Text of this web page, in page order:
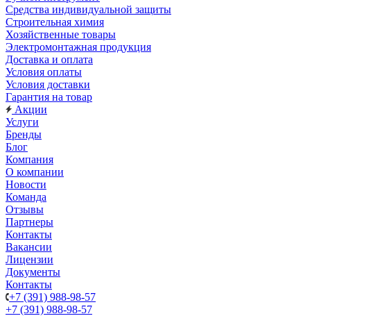
Средства индивидуальной защиты
Строительная химия
Хозяйственные товары
Электромонтажная продукция
Доставка и оплата
Условия оплаты
Условия доставки
Гарантия на товар
Акции
Услуги
Бренды
Блог
Компания
О компании
Новости
Команда
Отзывы
Партнеры
Контакты
Вакансии
Лицензии
Документы
Контакты
+7 (391) 988-98-57
+7 (391) 988-98-57